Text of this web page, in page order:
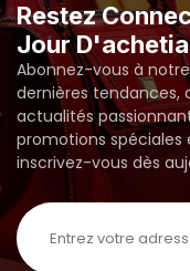
Restez
Jour D'achetia
Abonnez-vous à
dernières tendances,
actualités
promotions
inscrivez-vous dès